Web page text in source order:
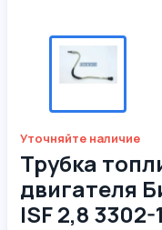
Уточняйте наличие
Трубка
двигателя
ISF 2,8 3302-